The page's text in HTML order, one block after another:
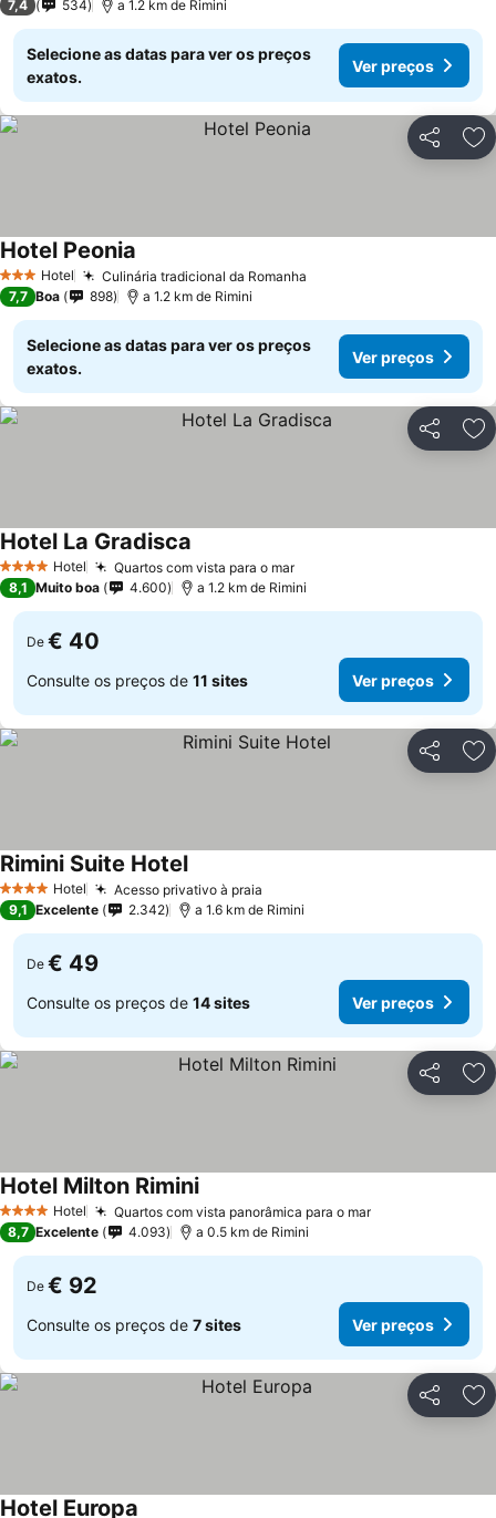
7,4 534 a 1.2 km de Rimini
Selecione as datas para ver os preços
exatos.
Ver preços
Partilhar
3 EstrelasHotel Culinária tradicional da Romanha
Hotel Peonia
7,7 Boa 898 a 1.2 km de Rimini
Selecione as datas para ver os preços
exatos.
Ver preços
Partilhar
4 EstrelasHotel Quartos com vista para o mar
Hotel La Gradisca
8,1 Muito boa 4.600 a 1.2 km de Rimini
De € 40
Consulte os preços de 11 sites Ver preços
Partilhar
4 EstrelasHotel Acesso privativo à praia
Rimini Suite Hotel
9,1 Excelente 2.342 a 1.6 km de Rimini
De € 49
Consulte os preços de 14 sites Ver preços
Partilhar
4 EstrelasHotel Quartos com vista panorâmica para o mar
Hotel Milton Rimini
8,7 Excelente 4.093 a 0.5 km de Rimini
De € 92
Consulte os preços de 7 sites Ver preços
Partilhar
Hotel Europa